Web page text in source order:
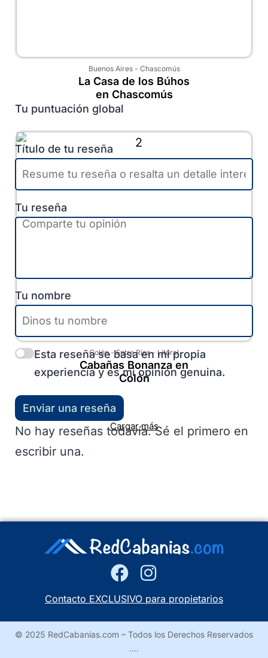
Buenos Aires- Chascomús
La Casa de los Búhos
en Chascomús
Colón-Entre Ríos- Litoral
Cabañas Bonanza en
Colón
Cargar más
Tu puntuación global
Título de tu reseña
Tu reseña
Tu nombre
Esta reseña se basa en mi propia
experiencia y es mi opinión genuina.
Enviar una reseña
No hay reseñas todavía. Sé el primero en
escribir una.
Contacto EXCLUSIVO para propietarios
© 2025 RedCabanias.com – Todos los Derechos Reservados
….